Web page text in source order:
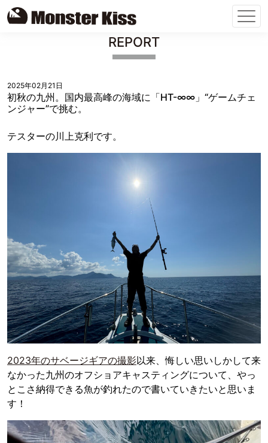
REPORT
2025年02月21日
初秋の九州。国内最高峰の海域に「HT-∞∞」“ゲームチェ
ンジャー”で挑む。
テスターの川上克利です。
2023年のサベージギアの撮影以来、悔しい思いしかして来
なかった九州のオフショアキャスティングについて、やっ
とこさ納得できる魚が釣れたので書いていきたいと思いま
す！